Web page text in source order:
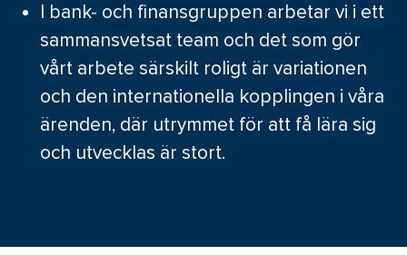
I bank- och finansgruppen arbetar vi i ett
sammansvetsat team och det som gör
vårt arbete särskilt roligt är variationen
och den internationella kopplingen i våra
ärenden, där utrymmet för att få lära sig
och utvecklas är stort.